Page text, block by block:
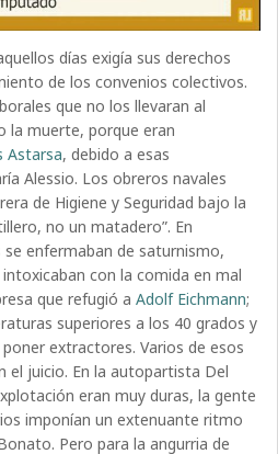
días exigía sus derechos
de los convenios colectivos.
que no los llevaran al
la muerte, porque eran
Astarsa, debido a esas
Alessio. Los obreros navales
de Higiene y Seguridad bajo la
no un matadero”. En
enfermaban de saturnismo,
con la comida en mal
que refugió aAdolf Eichmann;
superiores a los 40 grados y
extractores. Varios de esos
el juicio. En la autopartista Del
eran muy duras, la gente
imponían un extenuante ritmo
Pero para la angurria de